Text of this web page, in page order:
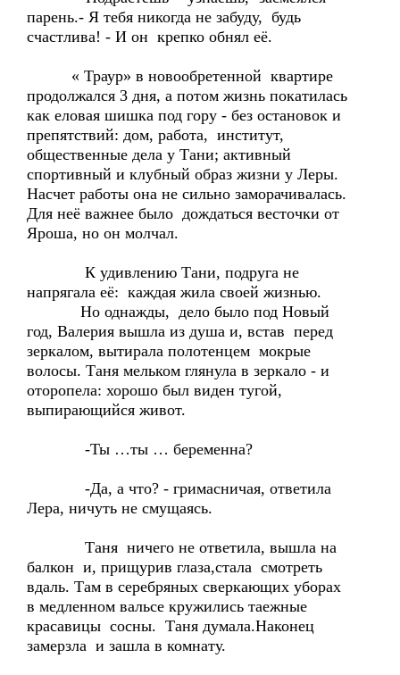
парень.- Я тебя никогда не забуду, будь
счастлива! - И он крепко обнял её.
« Траур» в новообретенной квартире
продолжался 3 дня, а потом жизнь покатилась
как еловая шишка под гору - без остановок и
препятствий: дом, работа, институт,
общественные дела у Тани; активный
спортивный и клубный образ жизни у Леры.
Насчет работы она не сильно заморачивалась.
Для неё важнее было дождаться весточки от
Яроша, но он молчал.
К удивлению Тани, подруга не
напрягала её: каждая жила своей жизнью.
Но однажды, дело было под Новый
год, Валерия вышла из душа и, встав перед
зеркалом, вытирала полотенцем мокрые
волосы. Таня мельком глянула в зеркало - и
оторопела: хорошо был виден тугой,
выпирающийся живот.
-Ты …ты … беременна?
-Да, а что? - гримасничая, ответила
Лера, ничуть не смущаясь.
Таня ничего не ответила, вышла на
балкон и, прищурив глаза,стала смотреть
вдаль. Там в серебряных сверкающих уборах
в медленном вальсе кружились таежные
красавицы сосны. Таня думала.Наконец
замерзла и зашла в комнату.